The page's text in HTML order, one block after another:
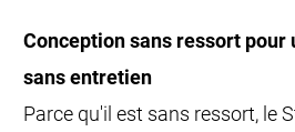
Conception sans ressort
sans entretien
Parce qu'il est sans ressort, le